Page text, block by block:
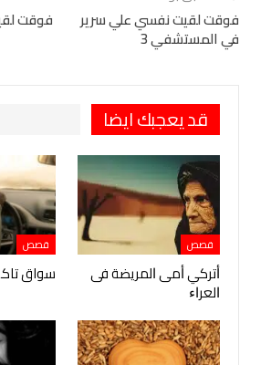
البريد الإلكتروني
StumbleUpon
Digg
فوقت لقيت نفسي علي سرير
في المستشفي 3
فوقت
قد يعجبك ايضا
قصص
ﺃﺗﺮﻛﻲ ﺃﻣﻰ ﺍﻟﻤﺮﻳﻀﺔ ﻓﻰ
ﺍﻟﻌﺮﺍﺀ
قصص
سواق